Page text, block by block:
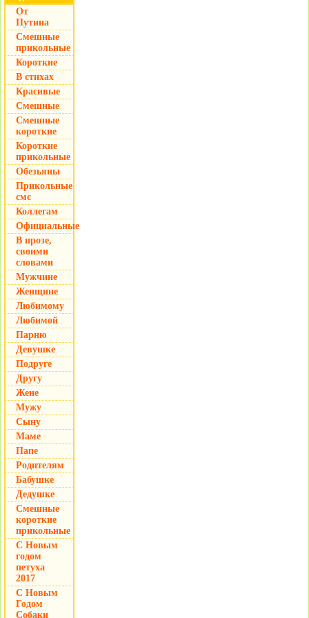
От
Путина
Смешные
прикольные
Короткие
В стихах
Красивые
Смешные
Смешные
короткие
Короткие
прикольные
Обезьяны
Прикольные
смс
Коллегам
Официальные
В прозе,
своими
словами
Мужчине
Женщине
Любимому
Любимой
Парню
Девушке
Подруге
Другу
Жене
Мужу
Сыну
Маме
Папе
Родителям
Бабушке
Дедушке
Смешные
короткие
прикольные
С Новым
годом
петуха
2017
С Новым
Годом
Собаки